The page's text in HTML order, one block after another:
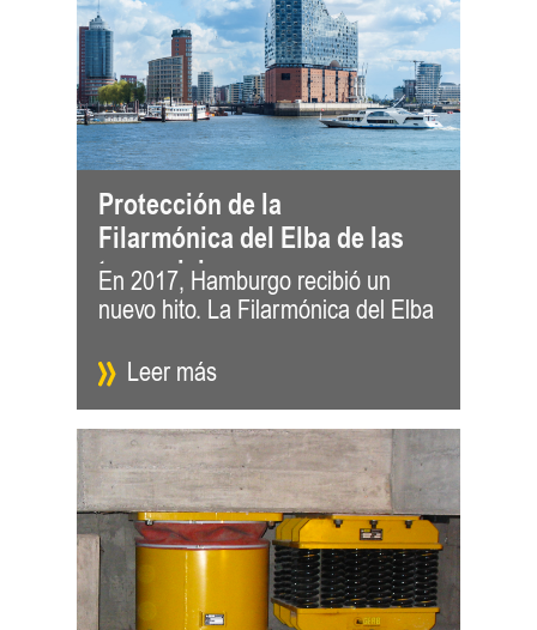
Protección de la
Filarmónica del Elba de las
transmisiones sonoras
En 2017, Hamburgo recibió un
nuevo hito. La Filarmónica del Elba
se encuentra al sur de la
Speicherstadt, el distrito histórico
Leer más